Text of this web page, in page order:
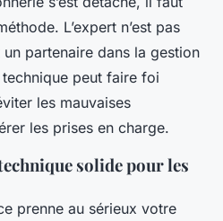
L’expert n’est pas
un partenaire dans la gestion
peut faire foi
les mauvaises
les prises en charge.
solide pour les
prenne au sérieux votre